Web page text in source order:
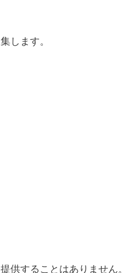
します。
供することはありません。